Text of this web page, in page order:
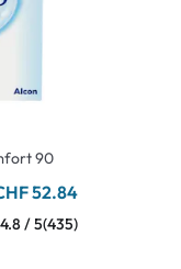
90
52.84
4.8 / 5(435)